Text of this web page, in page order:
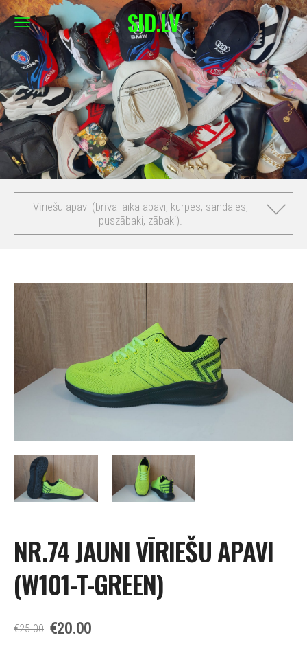
SID.LV
Vīriešu apavi (brīva laika apavi, kurpes, sandales,
puszābaki, zābaki).
NR.74 JAUNI VĪRIEŠU APAVI
(W101-T-GREEN)
€25.00 €20.00